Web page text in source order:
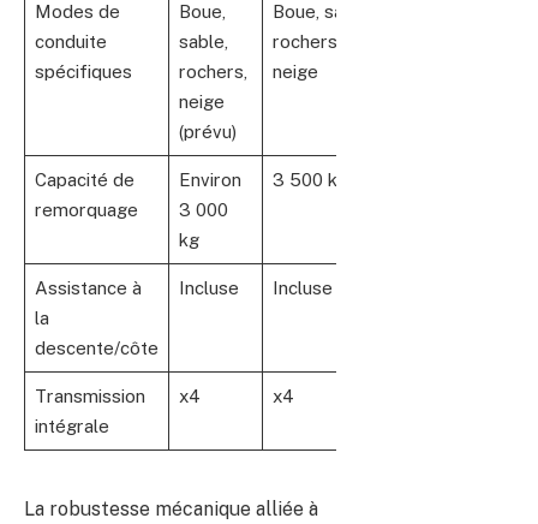
Modes de
conduite
spécifiques
Boue,
sable,
rochers,
neige
(prévu)
Boue, sable,
rochers,
neige
Capacité de
remorquage
Environ
3 000
kg
3 500 kg
Assistance à
la
descente/côte
Incluse Incluse
Transmission
intégrale
x4 x4
La robustesse mécanique alliée à